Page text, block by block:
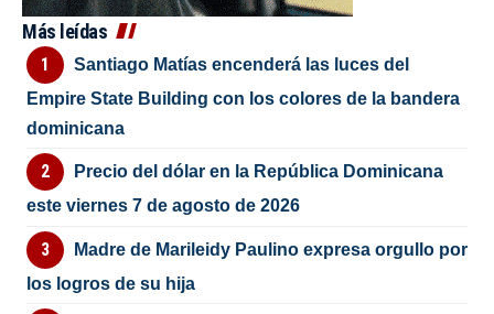
Más leídas
Santiago Matías encenderá las luces del
Empire State Building con los colores de la bandera
dominicana
Precio del dólar en la República Dominicana
este viernes 7 de agosto de 2026
Madre de Marileidy Paulino expresa orgullo por
los logros de su hija